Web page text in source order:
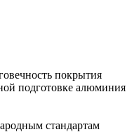
покрытия
подготовке алюминия
стандартам